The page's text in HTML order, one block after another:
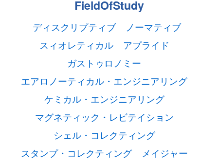
FieldOfStudy
ディスクリプティブ
ノーマティブ
スィオレティカル
アプライド
ガストゥロノミー
エアロノーティカル・エンジニアリング
ケミカル・エンジニアリング
マグネティック・レビテイション
シェル・コレクティング
スタンプ・コレクティング
メイジャー